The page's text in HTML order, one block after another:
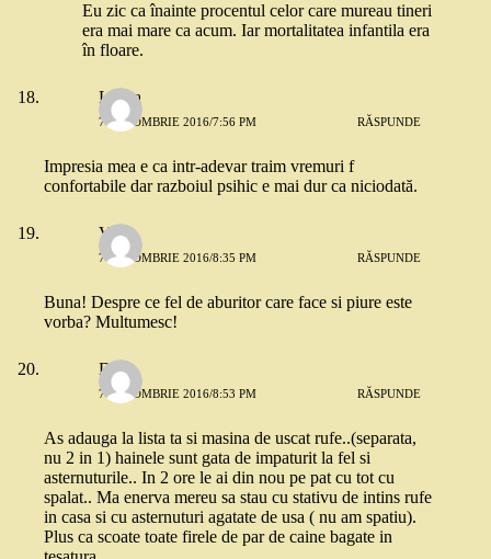
Eu zic ca înainte procentul celor care mureau tineri
era mai mare ca acum. Iar mortalitatea infantila era
în floare.
Larisa
7 OCTOMBRIE 2016/7:56 PM RĂSPUNDE
Impresia mea e ca intr-adevar traim vremuri f
confortabile dar razboiul psihic e mai dur ca niciodată.
Vera
7 OCTOMBRIE 2016/8:35 PM RĂSPUNDE
Buna! Despre ce fel de aburitor care face si piure este
vorba? Multumesc!
D
7 OCTOMBRIE 2016/8:53 PM RĂSPUNDE
As adauga la lista ta si masina de uscat rufe..(separata,
nu 2 in 1) hainele sunt gata de impaturit la fel si
asternuturile.. In 2 ore le ai din nou pe pat cu tot cu
spalat.. Ma enerva mereu sa stau cu stativu de intins rufe
in casa si cu asternuturi agatate de usa ( nu am spatiu).
Plus ca scoate toate firele de par de caine bagate in